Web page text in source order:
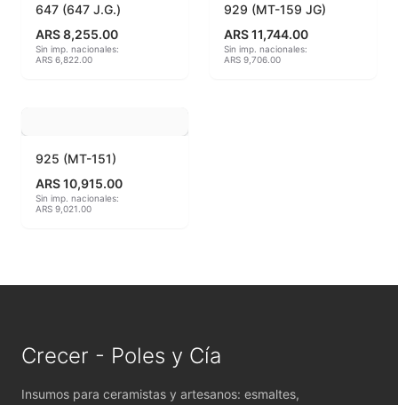
MAYCO CLEAR GLAZES
MAYCO DESIGNER LINER
MAYCO DUNCAN FRENCH DIMENSIONS
MAYCO FOUNDATIONS MATTE
MAYCO FOUNDATIONS OPAQUE
647 (647 J.G.)
ARS 8,255.00
Sin imp. nacionales:
ARS 6,822.00
929 (MT-159 JG)
ARS 11,744.00
Sin imp. nacionales:
ARS 9,706.00
925 (MT-151)
ARS 10,915.00
Sin imp. nacionales:
ARS 9,021.00
Crecer - Poles y Cía
Insumos para ceramistas y artesanos: esmaltes,